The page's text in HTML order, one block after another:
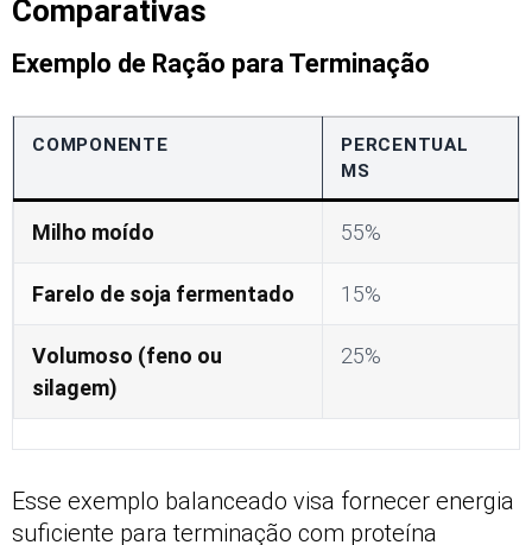
Comparativas
Exemplo de Ração para Terminação
COMPONENTE
PERCENTUAL
MS
Milho moído 55%
Farelo de soja fermentado 15%
Volumoso (feno ou
silagem)
25%
Esse exemplo balanceado visa fornecer energia
suficiente para terminação com proteína